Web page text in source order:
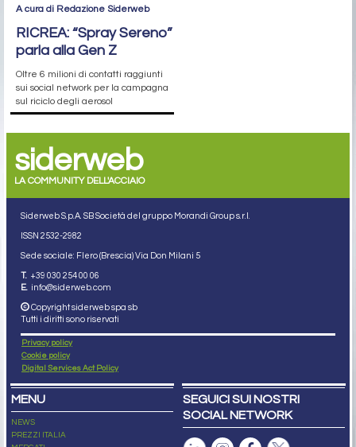
A cura di Redazione Siderweb
RICREA: “Spray Sereno”
parla alla Gen Z
Oltre 6 milioni di contatti raggiunti
sui social network per la campagna
sul riciclo degli aerosol
siderweb
LA COMMUNITY DELL'ACCIAIO
Siderweb S.p.A. SB Società del gruppo Morandi Group s.r.l.
ISSN 2532-2982
Sede sociale: Flero (Brescia) Via Don Milani 5
T. +39 030 254 00 06
E. info@siderweb.com
Copyright siderweb spa sb
Tutti i diritti sono riservati
Privacy policy
Cookie policy
Digital Services Act Policy
MENU
NEWS
PREZZI ITALIA
SEGUICI SUI NOSTRI
SOCIAL NETWORK